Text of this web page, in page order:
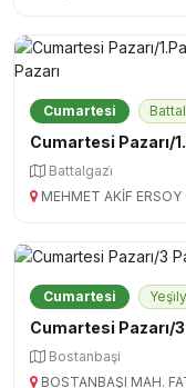
Cumartesi
Cumartesi Pazarı/
Battalgazi̇
MEHMET AKİF
Cumartesi
Cumartesi Pazarı/
Bostanbaşi
BOSTANBAŞI MAH.